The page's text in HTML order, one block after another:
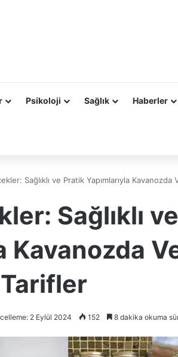
Psikoloji Sağlık Haberler
Sağlıklı ve Pratik Yapımlarıyla Kavanozda
Sağlıklı
Kavanozda
Tarifler
2 Eylül 2024 152 8 dakika okuma